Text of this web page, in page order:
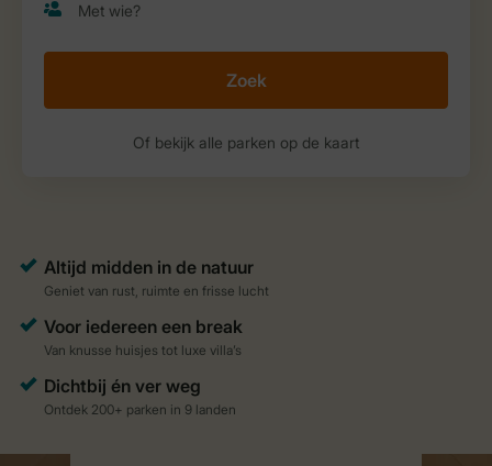
Zoek
Of bekijk alle parken op de kaart